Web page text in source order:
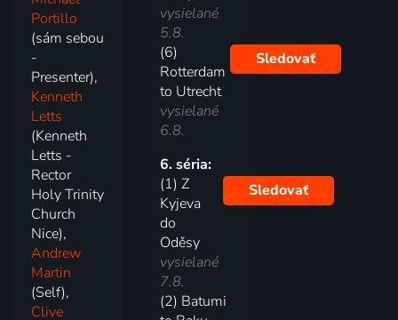
Portillo
(sám sebou
-
Presenter),
Kenneth
Letts
(Kenneth
Letts -
Rector
Holy Trinity
Church
Nice),
Andrew
Martin
(Self),
Clive
vysielané
5.8.
(6)
Rotterdam
to Utrecht
vysielané
6.8.
Sledovať
6. séria:
(1) Z
Kyjeva
do
Oděsy
vysielané
7.8.
Sledovať
(2) Batumi